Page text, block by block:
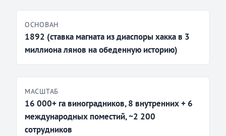
ОСНОВАН
1892 (ставка магната из диаспоры хакка в 3
миллиона лянов на обеденную историю)
МАСШТАБ
16 000+ га виноградников, 8 внутренних + 6
международных поместий, ~2 200
сотрудников